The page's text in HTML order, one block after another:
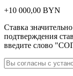
+10 000,00 BYN
Ставка
подтверждения
введите слово